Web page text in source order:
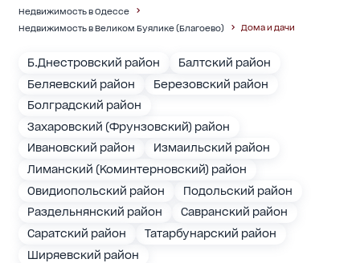
Недвижимость в Одессе
Недвижимость в Великом Буялике (Благоево)
Дома и дачи
Б.Днестровский район
Балтский район
Беляевский район
Березовский район
Болградский район
Захаровский (Фрунзовский) район
Ивановский район
Измаильский район
Лиманский (Коминтерновский) район
Овидиопольский район
Подольский район
Раздельнянский район
Савранский район
Саратский район
Татарбунарский район
Ширяевский район